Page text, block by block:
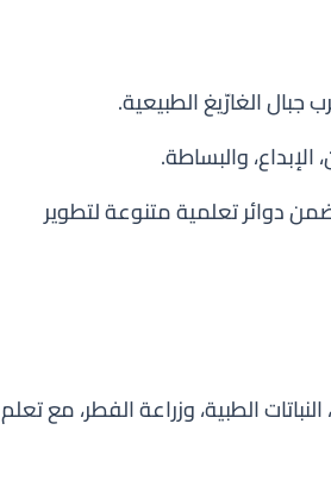
والبساطة.
دوائر تعلمية متنوعة لتطوير
الطبية، وزراعة الفطر، مع تعلم